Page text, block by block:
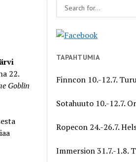
22.
Goblin
TAPAHTUMIA
Finncon 10.-12.7.
Sotahuuto 10.-12.7.
Ropecon 24.-26.7.
Immersion 31.7.-1.8.